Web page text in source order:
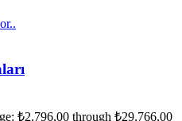
₺2.796,00 through ₺29.766,00